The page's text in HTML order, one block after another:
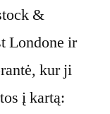
&
Londone ir
kur ji
į kartą: